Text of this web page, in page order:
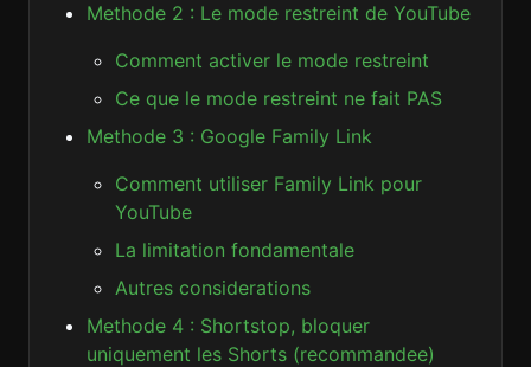
Methode 2 : Le mode restreint de YouTube
Comment activer le mode restreint
Ce que le mode restreint ne fait PAS
Methode 3 : Google Family Link
Comment utiliser Family Link pour
YouTube
La limitation fondamentale
Autres considerations
Methode 4 : Shortstop, bloquer
uniquement les Shorts (recommandee)